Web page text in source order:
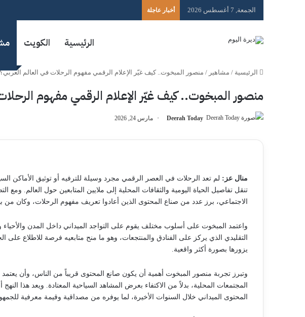
الجمعة, 7 أغسطس 2026 أخبار عاجلة
الرئيسية الكويت
الرئيسية / مشاهير / منصور المبخوت.. كيف غيّر الإعلام الرقمي مفهوم الرحلات في العالم
منصور المبخوت.. كيف غيّر الإعلام الرقمي مفهوم الرحلات
Deerah Today مارس 24, 2026
منال عز: لم تعد الرحلات في العصر الرقمي مجرد وسيلة للترفيه أو توثيق الأماكن
تنقل تفاصيل الحياة اليومية والثقافات المحلية إلى ملايين المتابعين حول العالم. ومع
الاجتماعي، برز عدد من صناع المحتوى الذين أعادوا تعريف مفهوم الرحلات، وكان من
واعتمد المبخوت على أسلوب مختلف يقوم على التواجد الميداني داخل المدن والأحياء
التقليدي الذي يركز على الفنادق والمنتجعات، وهو ما منح متابعيه فرصة للاطلاع على
يزورها بصورة أكثر واقعية.
وتبرز تجربة منصور المبخوت أهمية أن يكون صانع المحتوى قريباً من الناس، وأن
المجتمعات المحلية، بدلاً من الاكتفاء بعرض المشاهد السياحية المعتادة. ويعد هذا
المحتوى الميداني خلال السنوات الأخيرة، لما يوفره من مصداقية وقيمة معرفية